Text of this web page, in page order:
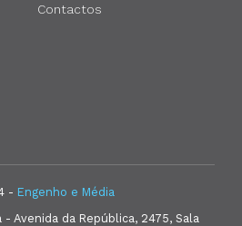
Contactos
- Engenho e Média
- Avenida da República, 2475, Sala